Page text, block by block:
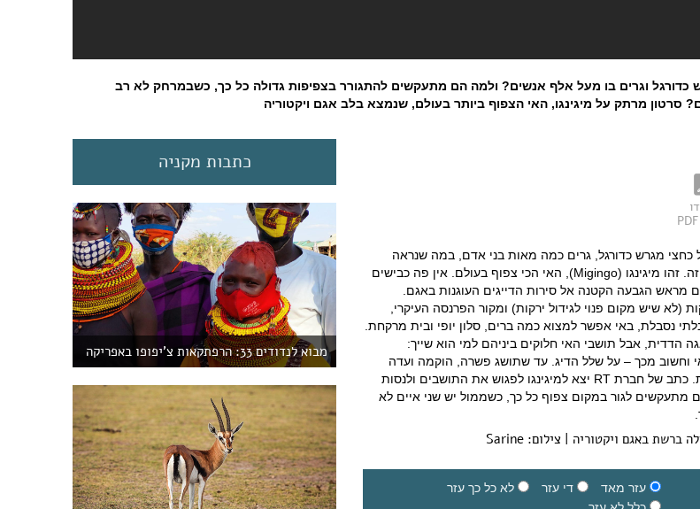
כדורגל וגרים בו מעל אלף אנשים? ולמה הם מתעקשים להתגורר בצפיפות גדולה כל כך, כשבמרחק לא רב
סרטון מרתק על מיגינגו, האי הצפוף ביותר בעולם, שנמצא בלב אגם ויקטוריה
כחצי מגרש כדורגל, גרים כמה מאות בני אדם, במה שנראה
כערמה של צריפוני פח מגובבים זה על גבי זה. זהו מיגינגו (Migingo), האי הכי צפוף בעולם. אין פה כבישים
מראש הגבעה הקטנה אל סירות הדייגים העוגנות באגם.
שיש מקום פנוי לגידול ירקות) ומקור הפרנסה העיקרי,
נסבלת, באי אפשר למצוא כמה ברים, סלון יופי ובית מרקחת.
הדדית, אבל תושבי האי חלוקים ביניהם למי הוא שייך:
וחשוב מכך – על שלל הדיג. עד שתושג פשרה, הוקמה ועדה
קרואה המורכבת מנציגים של שתי המדינות. כתב של חברת RT יצא למיגינגו לפגוש את התושבים ולנסות
מתעקשים לגור במקום צפוף כל כך, כשממול יש שני איים לא
בתמונה הפותחת: דייג אוגנדי מנקה דג שעלה ברשת באגם ויקטוריה | צילום: Sarine
עזר מאד די עזר
לא כל כך עזר
כתבות מקניה
מבוא לנדודים 33: הרפתקאות צ'יפופו באפריקה